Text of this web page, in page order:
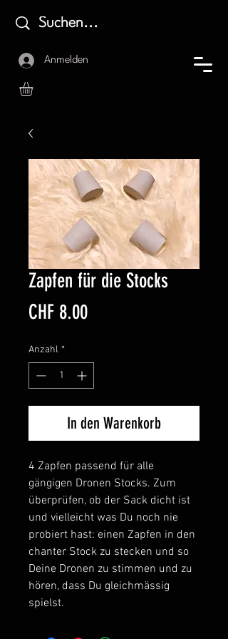
Anmelden
Zapfen für die Stocks
CHF 8.00Preis
Anzahl *
In den Warenkorb
4 Zapfen passend für alle
gängigen Dronen Stocks. Zum
überprüfen, ob der Sack dicht ist
und vielleicht was Du noch nie
probiert hast: einen Zapfen in den
chanter Stock zu stecken und so
Deine Dronen zu stimmen und zu
hören, dass Du gleichmässig
spielst.